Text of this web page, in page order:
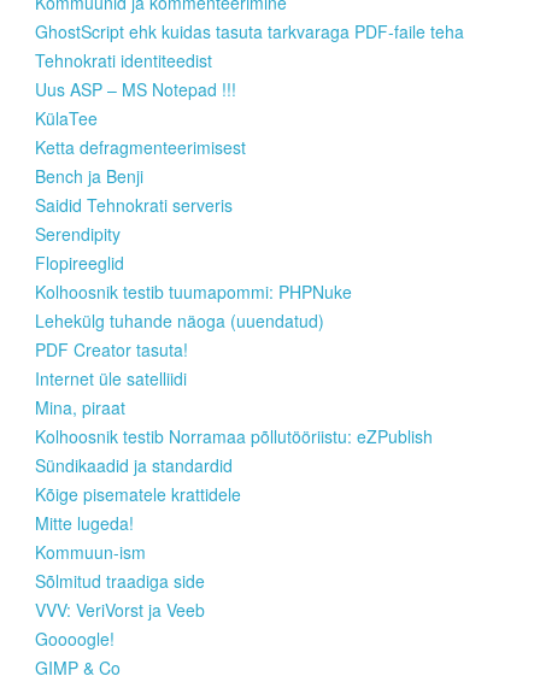
GhostScript ehk kuidas tasuta tarkvaraga PDF-faile teha
Tehnokrati identiteedist
Uus ASP – MS Notepad !!!
KülaTee
Ketta defragmenteerimisest
Bench ja Benji
Saidid Tehnokrati serveris
Serendipity
Flopireeglid
Kolhoosnik testib tuumapommi: PHPNuke
Lehekülg tuhande näoga (uuendatud)
PDF Creator tasuta!
Internet üle satelliidi
Mina, piraat
Kolhoosnik testib Norramaa põllutööriistu: eZPublish
Sündikaadid ja standardid
Kõige pisematele krattidele
Mitte lugeda!
Kommuun-ism
Sõlmitud traadiga side
VVV: VeriVorst ja Veeb
Goooogle!
GIMP & Co